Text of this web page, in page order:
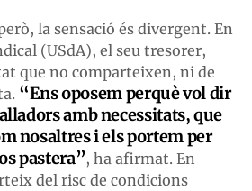
la sensació és divergent. En
(USdA), el seu tresorer,
que no comparteixen, ni de
“Ens oposem perquè vol dir
amb necessitats, que
nosaltres i els portem per
pastera”, ha afirmat. En
del risc de condicions